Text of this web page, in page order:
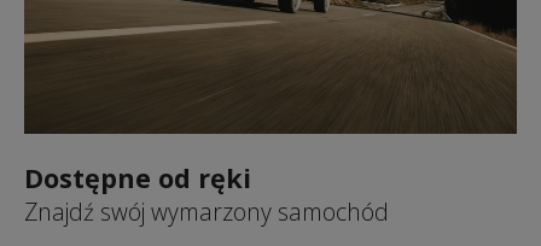
Dostępne od ręki
Znajdź swój wymarzony samochód